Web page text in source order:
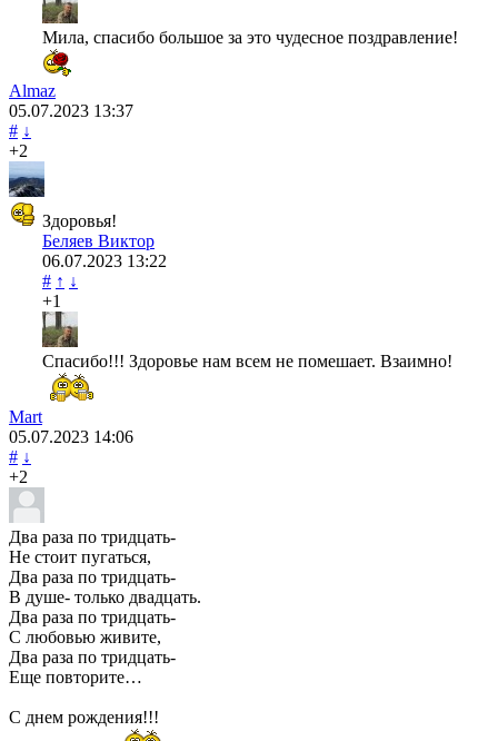
Мила, спасибо большое за это чудесное поздравление!
Almaz
05.07.2023 13:37
# ↓
+2
Здоровья!
Беляев Виктор
06.07.2023 13:22
# ↑ ↓
+1
Спасибо!!! Здоровье нам всем не помешает. Взаимно!
Mart
05.07.2023 14:06
# ↓
+2
Два раза по тридцать-
Не стоит пугаться,
Два раза по тридцать-
В душе- только двадцать.
Два раза по тридцать-
С любовью живите,
Два раза по тридцать-
Еще повторите…
С днем рождения!!!